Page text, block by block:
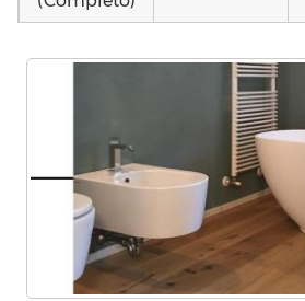
Comercial
parquet o
Vivienda
(Completa)